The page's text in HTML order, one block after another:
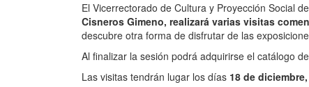
El Vicerrectorado de Cultura y Proyección Social
Cisneros Gimeno, realizará varias visitas
descubre otra forma de disfrutar de las
Al finalizar la sesión podrá adquirirse el catálogo
Las visitas tendrán lugar los días 18 de